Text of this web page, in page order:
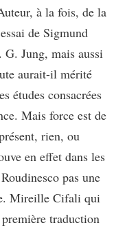
à la fois, de la
de Sigmund
Jung, mais aussi
aurait-il mérité
études consacrées
Mais force est de
rien, ou
en effet dans les
pas une
Mireille Cifali qui
première traduction